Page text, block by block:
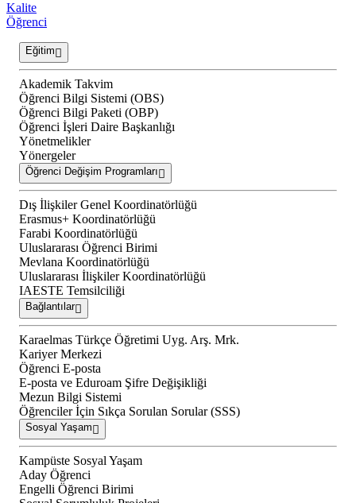
Kalite
Öğrenci
Eğitim
Akademik Takvim
Öğrenci Bilgi Sistemi (OBS)
Öğrenci Bilgi Paketi (OBP)
Öğrenci İşleri Daire Başkanlığı
Yönetmelikler
Yönergeler
Öğrenci Değişim Programları
Dış İlişkiler Genel Koordinatörlüğü
Erasmus+ Koordinatörlüğü
Farabi Koordinatörlüğü
Uluslararası Öğrenci Birimi
Mevlana Koordinatörlüğü
Uluslararası İlişkiler Koordinatörlüğü
IAESTE Temsilciliği
Bağlantılar
Karaelmas Türkçe Öğretimi Uyg. Arş. Mrk.
Kariyer Merkezi
Öğrenci E-posta
E-posta ve Eduroam Şifre Değişikliği
Mezun Bilgi Sistemi
Öğrenciler İçin Sıkça Sorulan Sorular (SSS)
Sosyal Yaşam
Kampüste Sosyal Yaşam
Aday Öğrenci
Engelli Öğrenci Birimi